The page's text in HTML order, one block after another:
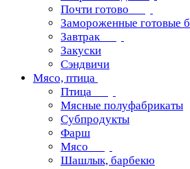
Почти готово
Замороженные готовые
Завтрак
Закуски
Сэндвичи
Мясо, птица
Птица
Мясные полуфабрикаты
Субпродукты
Фарш
Мясо
Шашлык, барбекю